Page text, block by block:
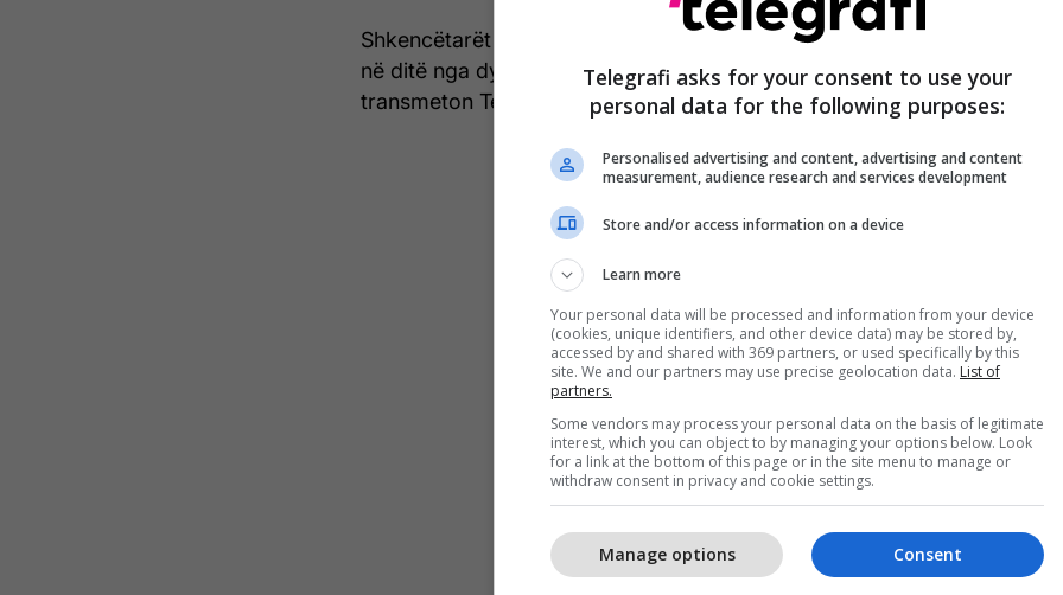
Shkencëtarët thonë se secili njeri duhet t’i pastrojë dhëmbët dy herë
në ditë nga dy minuta me pastë dhëmbësh që përmban fluorid,
transmeton Telegrafi.
Telegrafi asks for your consent to use your
personal data for the following purposes:
Personalised advertising and content, advertising and content
measurement, audience research and services development
Store and/or access information on a device
Learn more
Your personal data will be processed and information from your device
(cookies, unique identifiers, and other device data) may be stored by,
accessed by and shared with 369 partners, or used specifically by this
site. We and our partners may use precise geolocation data. List of
partners.
Some vendors may process your personal data on the basis of legitimate
interest, which you can object to by managing your options below. Look
for a link at the bottom of this page or in the site menu to manage or
withdraw consent in privacy and cookie settings.
Consent
Manage options